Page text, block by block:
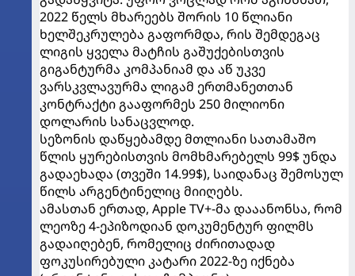
2022 წელს მხარეებს შორის 10 წლიანი
ხელშეკრულება გაფორმდა, რის შემდეგაც
ლიგის ყველა მატჩის გაშუქებისთვის
გიგანტურმა კომპანიამ და აწ უკვე
ვარსკვლავურმა ლიგამ ერთმანეთთან
კონტრაქტი გააფორმეს 250 მილიონი
დოლარის სანაცვლოდ.
სეზონის დაწყებამდე მთლიანი სათამაშო
წლის ყურებისთვის მომხმარებელს 99$ უნდა
გადაეხადა (თვეში 14.99$), საიდანაც შემოსულ
წილს არგენტინელიც მიიღებს.
ამასთან ერთად, Apple TV+-მა დააანონსა, რომ
ლეოზე 4-ეპიზოდიან დოკუმენტურ ფილმს
გადაიღებენ, რომელიც ძირითადად
ფოკუსირებული კატარი 2022-ზე იქნება